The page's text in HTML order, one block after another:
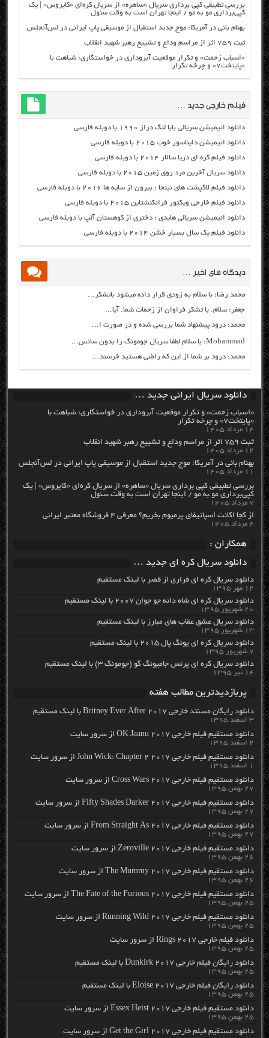
بررسی تطبیقی کپی برداری سریال «ساهره» از سریال کره‌ای «کایروس» | یک
کپی‌برداری مو به مو / اینجا تهران است به وقت سئول
بهنام بانی در آمریکا: موج جدید استقبال از موسیقی پاپ ایرانی در لس‌آنجلس
ثبت ۷۵۹ اثر از مراسم وداع و تشییع رهبر شهید انقلاب
«اسباب زحمت» و تکرار موقعیت آبروداری در خواستگاری؛ شباهت با
«پایتخت۷» و چرخه تکرار
فیلم خارجی جدید …
دانلود انیمیشن سریالی بابا لنگ دراز ۱۹۹۰ با دوبله فارسی
دانلود انیمیشن دایناسور خوب ۲۰۱۵ با دوبله فارسی
دانلود فیلم کره ای دریا سالار ۲۰۱۴ با دوبله فارسی
دانلود سریال آخرین مرد روی زمین ۲۰۱۵ با دوبله فارسی
دانلود فیلم لاکپشت های نینجا : بیرون از سایه ها ۲۰۱۶ با دوبله فارسی
دانلود فیلم خارجی ویکتور فرانکنشتاین ۲۰۱۵ با دوبله فارسی
دانلود انیمیشن سریالی هایدی : دختری از کوهستان آلپ با دوبله فارسی
دانلود فیلم یک سال بسیار خشن ۲۰۱۴ با دوبله فارسی
دیدگاه های اخیر …
محمد رضا: با سلام به زودی قرار داده میشود باتشکر...
جعفر: سلام. با تشکر فراوان از زحمات شما. آیا...
محمد: درود پیشنهاد شما بررسی شده و در صورت ا...
Mohammad: با سلام لطفا سریال جومونگ را بدون سانس...
محمد: درود بر شما از این که راضی هستید خرسند...
دانلود سریال ایرانی جدید …
«اسباب زحمت» و تکرار موقعیت آبروداری در خواستگاری؛ شباهت با
«پایتخت۷» و چرخه تکرار
۱۴ مرداد ۱۴۰۵
ثبت ۷۵۹ اثر از مراسم وداع و تشییع رهبر شهید انقلاب
۱۲ مرداد ۱۴۰۵
بهنام بانی در آمریکا: موج جدید استقبال از موسیقی پاپ ایرانی در لس‌آنجلس
۱۱ مرداد ۱۴۰۵
بررسی تطبیقی کپی برداری سریال «ساهره» از سریال کره‌ای «کایروس» | یک
کپی‌برداری مو به مو / اینجا تهران است به وقت سئول
۷ مرداد ۱۴۰۵
از کجا اکانت اسپاتیفای پرمیوم بخریم؟ معرفی ۴ فروشگاه معتبر ایرانی
۴ مرداد ۱۴۰۵
همکاران :
دانلود سریال کره ای جدید …
دانلود سریال کره ای فراری از قصر با لینک مستقیم
۱۲ مهر ۱۳۹۵
دانلود سریال کره ای شاه دائه جو جوان ۲۰۰۷ با لینک مستقیم
۲۰ شهریور ۱۳۹۵
دانلود سریال عشق عقاب های مبارز با لینک مستقیم
۱۳ شهریور ۱۳۹۵
دانلود سریال کره ای یونگ پال ۲۰۱۵ با لینک مستقیم
۷ شهریور ۱۳۹۵
دانلود سریال کره ای پرنس جامیونگ گو (جومونگ ۳) با لینک مستقیم
۱۴ تیر ۱۳۹۵
پربازدیدترین مطالب هفته
دانلود رایگان مسنتد خارجی Britney Ever After 2017 با لینک مستقیم
۳ اسفند ۱۳۹۵
دانلود مستقیم فیلم خارجی OK Jaanu 2017 از سرور سایت
۲ اسفند ۱۳۹۵
دانلود مستقیم فیلم خارجی John Wick: Chapter 2 2017 از سرور سایت
۱ اسفند ۱۳۹۵
دانلود مستقیم فیلم خارجی Cross Wars 2017 از سرور سایت
۲۷ بهمن ۱۳۹۵
دانلود مستقیم فیلم خارجی Fifty Shades Darker 2017 از سرور سایت
۲۷ بهمن ۱۳۹۵
دانلود مستقیم فیلم خارجی From Straight As 2017 از سرور سایت
۲۷ بهمن ۱۳۹۵
دانلود مستقیم فیلم خارجی Zeroville 2017 از سرور سایت
۲۶ بهمن ۱۳۹۵
دانلود مستقیم فیلم خارجی The Mummy 2017 از سرور سایت
۲۶ بهمن ۱۳۹۵
دانلود مستقیم فیلم خارجی The Fate of the Furious 2017 از سرور سایت
۲۵ بهمن ۱۳۹۵
دانلود مستقیم فیلم خارجی Running Wild 2017 از سرور سایت
۲۵ بهمن ۱۳۹۵
دانلود فیلم خارجی Rings 2017 از سرور سایت
۲۵ بهمن ۱۳۹۵
دانلود رایگان فیلم خارجی Dunkirk 2017 با لینک مستقیم
۲۵ بهمن ۱۳۹۵
دانلود رایگان فیلم خارجی Eloise 2017 با لینک مستقیم
۲۵ بهمن ۱۳۹۵
دانلود مستقیم فیلم خارجی Essex Heist 2017 از سرور سایت
۲۵ بهمن ۱۳۹۵
دانلود مستقیم فیلم خارجی Get the Girl 2017 از سرور سایت